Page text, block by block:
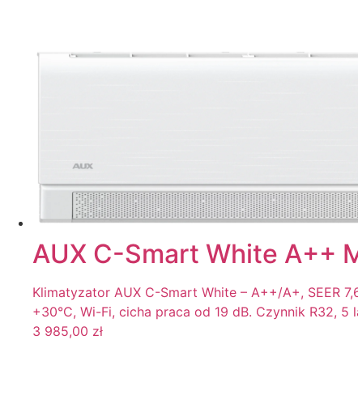
AUX C-Smart White A++
Klimatyzator AUX C-Smart White – A++/A+, SEER
+30°C, Wi-Fi, cicha praca od 19 dB. Czynnik R32,
3 985,00 zł